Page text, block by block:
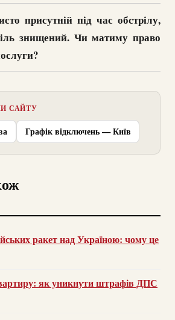
присутній під час обстрілу,
знищений. Чи матиму право
САЙТУ
Графік відключень — Київ
ракет над Україною: чому це
як уникнути штрафів ДПС